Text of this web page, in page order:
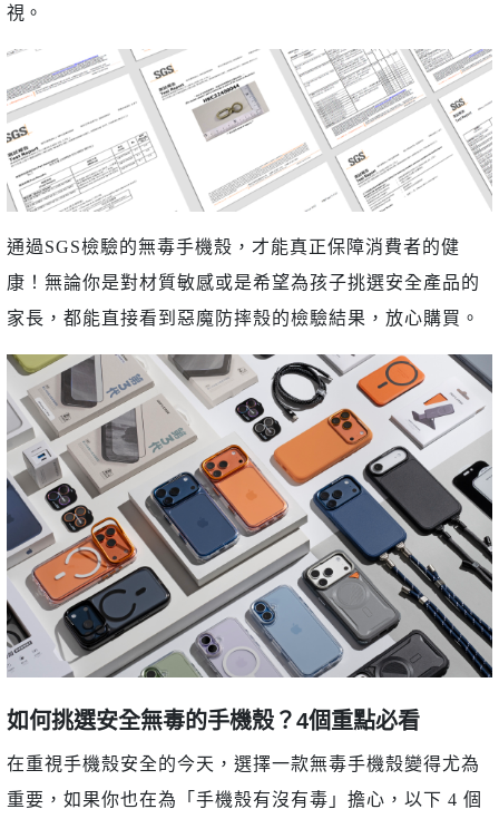
視。
通過SGS檢驗的無毒手機殼，才能真正保障消費者的健
康！無論你是對材質敏感或是希望為孩子挑選安全產品的
家長，都能直接看到惡魔防摔殼的檢驗結果，放心購買。
如何挑選安全無毒的手機殼？4個重點必看
在重視手機殼安全的今天，選擇一款無毒手機殼變得尤為
重要，如果你也在為「手機殼有沒有毒」擔心，以下 4 個